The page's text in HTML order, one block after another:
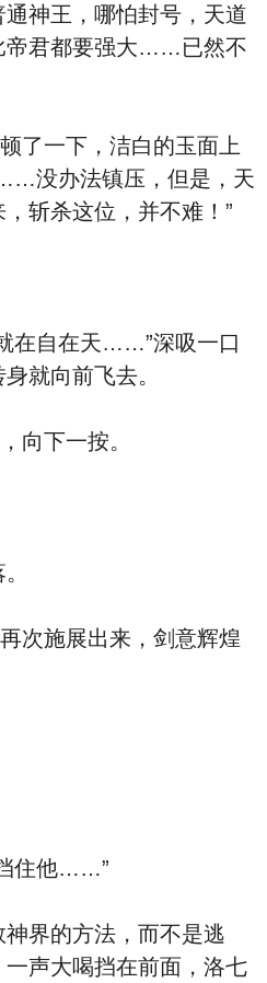
神王，哪怕封号，天道
帝君都要强大……已然不
一下，洁白的玉面上
没办法镇压，但是，天
斩杀这位，并不难！”
自在天……”深吸一口
就向前飞去。
下一按。
施展出来，剑意辉煌
住他……”
界的方法，而不是逃
声大喝挡在前面，洛七